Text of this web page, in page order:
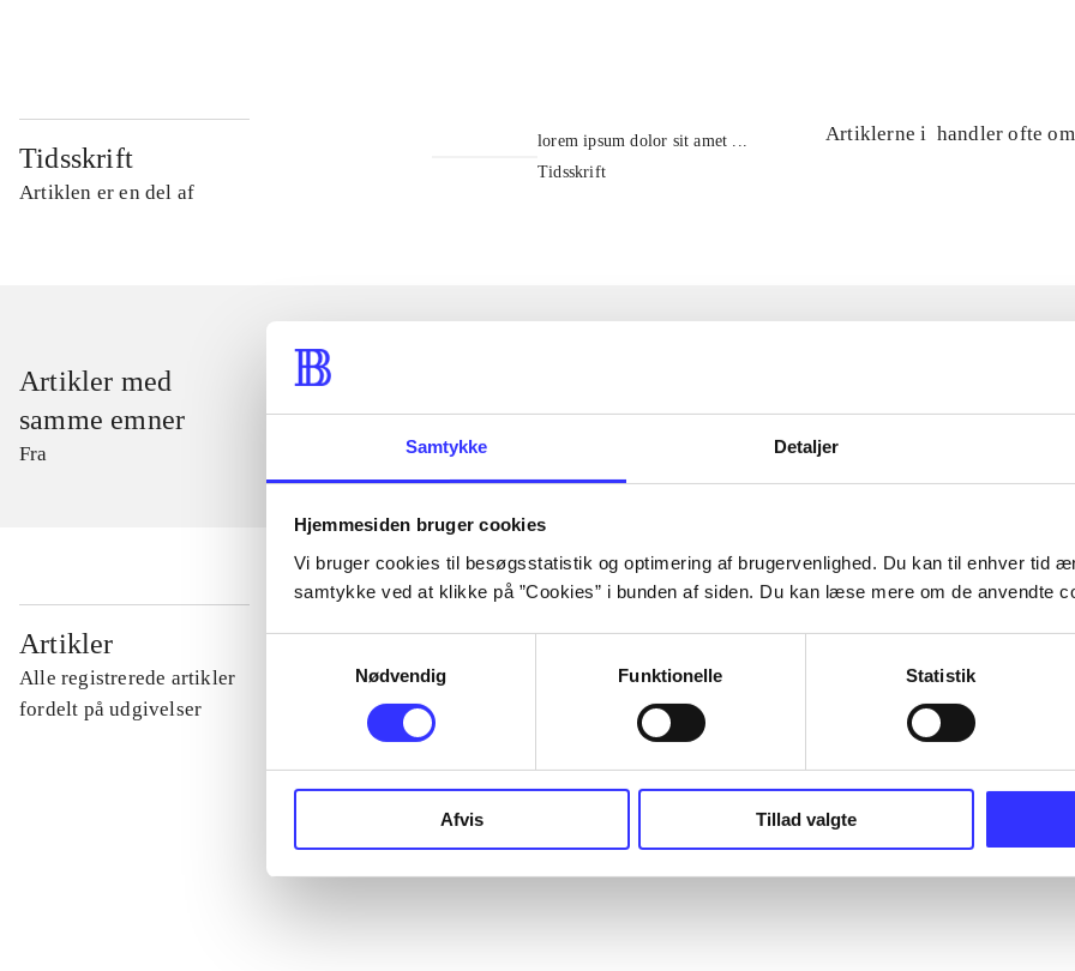
Samtykke Detaljer
Hjemmesiden bruger cookies
Vi bruger cookies til besøgsstatistik og optimering af brugervenlighed. Du kan til enhver tid
samtykke ved at klikke på ”Cookies” i bunden af siden. Du kan læse mere om de anvendte
Nødvendig
Funktionelle Statistik
Afvis Tillad valgte
Tidsskrift
Artiklen er en del af
lorem ipsum dolor sit amet ...
Tidsskrift
Artiklerne i handler ofte om
Artikler med
samme emner
Fra
Artikler
Alle registrerede artikler
fordelt på udgivelser
...